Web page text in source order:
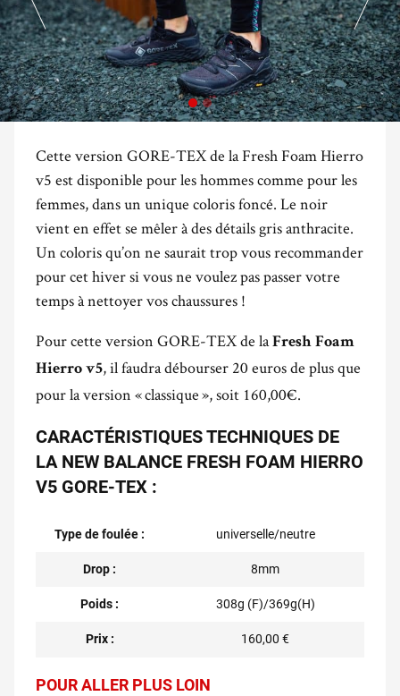
Cette version GORE-TEX de la Fresh Foam Hierro
v5 est disponible pour les hommes comme pour les
femmes, dans un unique coloris foncé. Le noir
vient en effet se mêler à des détails gris anthracite.
Un coloris qu’on ne saurait trop vous recommander
pour cet hiver si vous ne voulez pas passer votre
temps à nettoyer vos chaussures !
Pour cette version GORE-TEX de laFresh Foam
Hierro v5, il faudra débourser 20 euros de plus que
pour la version « classique », soit 160,00€.
CARACTÉRISTIQUES TECHNIQUES DE
LA NEW BALANCE FRESH FOAM HIERRO
V5 GORE-TEX :
Type de foulée : universelle/neutre
Drop : 8mm
Poids : 308g (F)/369g(H)
Prix : 160,00 €
POUR ALLER PLUS LOIN